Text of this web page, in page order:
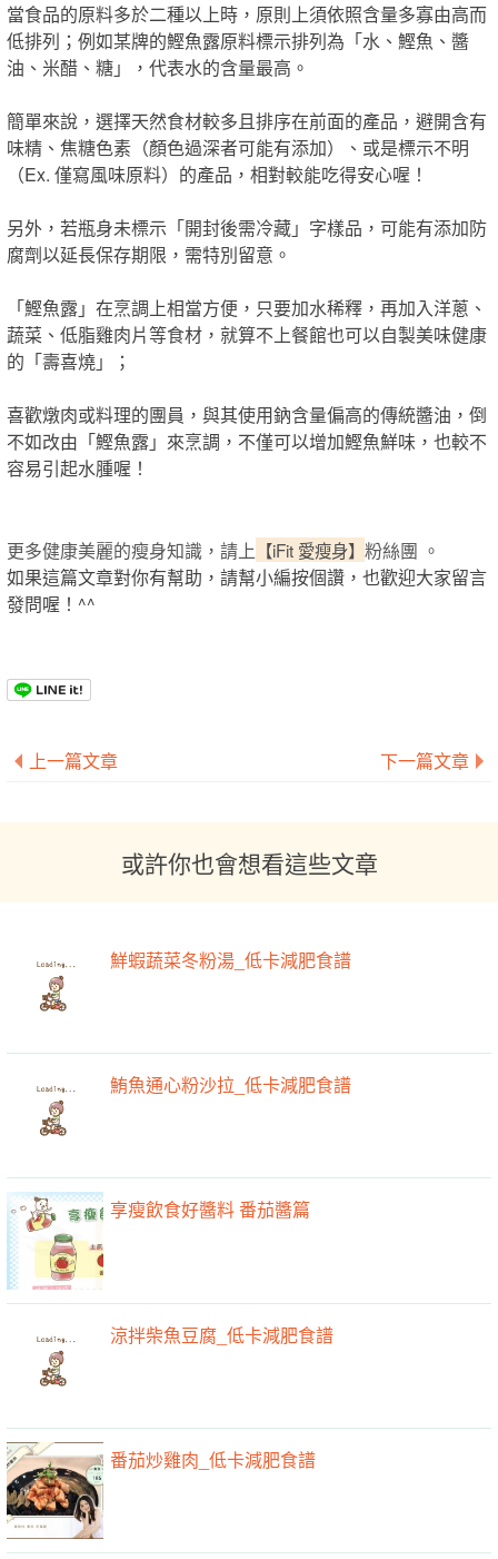
當食品的原料多於二種以上時，原則上須依照含量多寡由高而
低排列；例如某牌的鰹魚露原料標示排列為「水、鰹魚、醬
油、米醋、糖」，代表水的含量最高。
簡單來說，選擇天然食材較多且排序在前面的產品，避開含有
味精、焦糖色素（顏色過深者可能有添加）、或是標示不明
（Ex. 僅寫風味原料）的產品，相對較能吃得安心喔！
另外，若瓶身未標示「開封後需冷藏」字樣品，可能有添加防
腐劑以延長保存期限，需特別留意。
「鰹魚露」在烹調上相當方便，只要加水稀釋，再加入洋蔥、
蔬菜、低脂雞肉片等食材，就算不上餐館也可以自製美味健康
的「壽喜燒」；
喜歡燉肉或料理的團員，與其使用鈉含量偏高的傳統醬油，倒
不如改由「鰹魚露」來烹調，不僅可以增加鰹魚鮮味，也較不
容易引起水腫喔！
更多健康美麗的瘦身知識，請上 【iFit 愛瘦身】 粉絲團 。
如果這篇文章對你有幫助，請幫小編按個讚，也歡迎大家留言
發問喔！^^
上一篇文章 下一篇文章
或許你也會想看這些文章
鮮蝦蔬菜冬粉湯_低卡減肥食譜
鮪魚通心粉沙拉_低卡減肥食譜
享瘦飲食好醬料 番茄醬篇
涼拌柴魚豆腐_低卡減肥食譜
番茄炒雞肉_低卡減肥食譜